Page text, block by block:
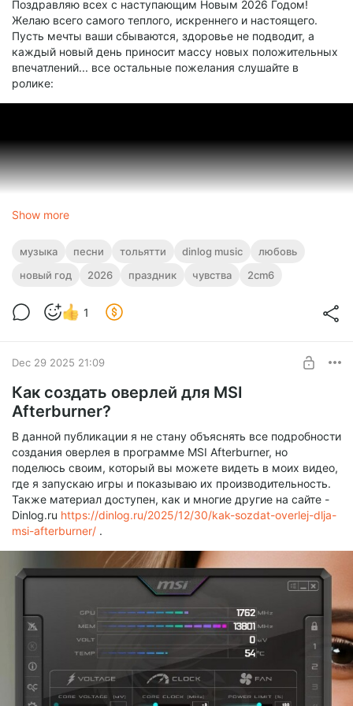
Поздравляю всех с наступающим Новым 2026 Годом!
Желаю всего самого теплого, искреннего и настоящего.
Пусть мечты ваши сбываются, здоровье не подводит, а
каждый новый день приносит массу новых положительных
впечатлений... все остальные пожелания слушайте в
ролике:
Show more
музыка песни тольятти dinlog music
любовь
новый год
2026 праздник чувства 2cm6
1
Dec 29 2025 21:09
Как создать оверлей для MSI
Afterburner?
В данной публикации я не стану объяснять все подробности
создания оверлея в программе MSI Afterburner, но
поделюсь своим, который вы можете видеть в моих видео,
где я запускаю игры и показываю их производительность.
Также материал доступен, как и многие другие на сайте -
Dinlog.ru https://dinlog.ru/2025/12/30/kak-sozdat-overlej-dlja-
msi-afterburner/ .